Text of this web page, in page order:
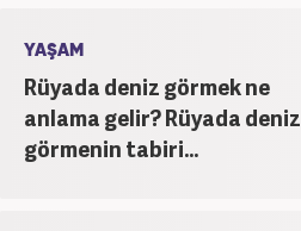
YAŞAM
Rüyada deniz görmek ne
anlama gelir? Rüyada deniz
görmenin tabiri...